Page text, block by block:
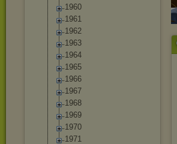
1960
1961
1962
1963
1964
1965
1966
1967
1968
1969
1970
1971